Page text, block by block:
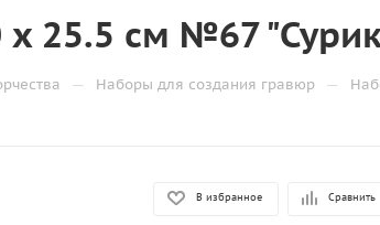
25.5 см №67
— Наборы для создания гравюр —
В избранное Сравнить